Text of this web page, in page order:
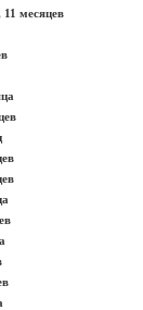
11 месяцев